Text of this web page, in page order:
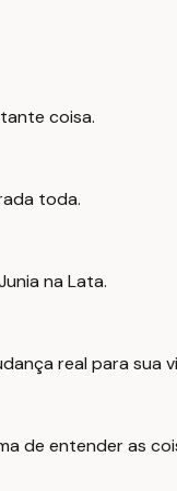
coisa.
toda.
na Lata.
real para sua
de entender as